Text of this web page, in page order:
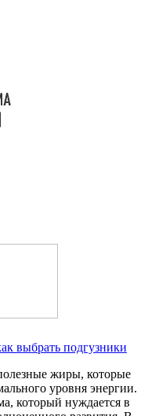
выбрать подгузники
жиры, которые
уровня энергии.
который нуждается в